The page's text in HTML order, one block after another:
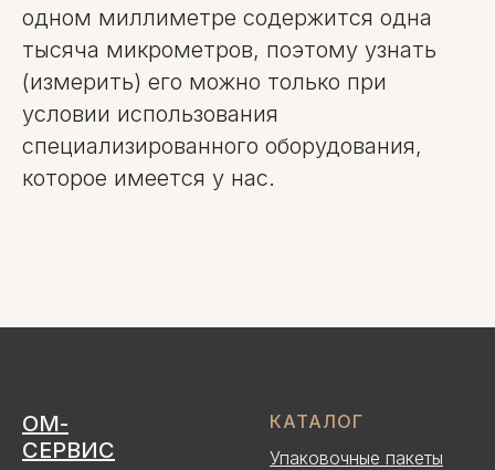
одном миллиметре содержится одна
тысяча микрометров, поэтому узнать
(измерить) его можно только при
условии использования
специализированного оборудования,
которое имеется у нас.
ОМ-
СЕРВИС
КАТАЛОГ
Упаковочные пакеты